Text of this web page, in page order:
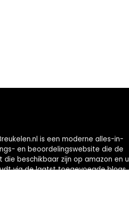
is een moderne alles-in-
en beoordelingswebsite die de
beschikbaar zijn op amazon en u
via de laatst toegevoegde blogs.